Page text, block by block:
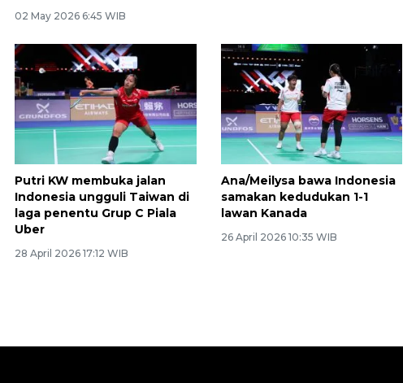
02 May 2026 6:45 WIB
Putri KW membuka jalan
Indonesia ungguli Taiwan di
laga penentu Grup C Piala
Uber
28 April 2026 17:12 WIB
Ana/Meilysa bawa Indonesia
samakan kedudukan 1-1
lawan Kanada
26 April 2026 10:35 WIB